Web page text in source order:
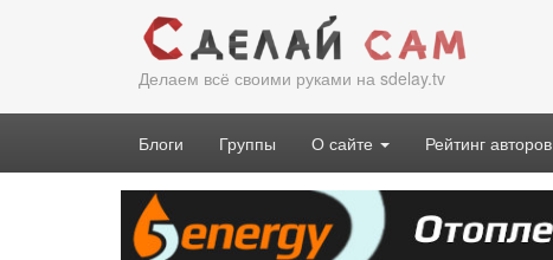
Делаем всё своими руками на sdelay.tv
Блоги Группы О сайте Рейтинг авторов